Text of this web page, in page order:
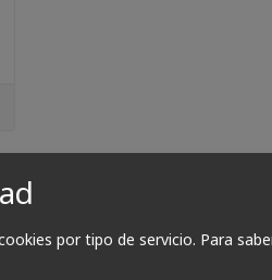
por tipo de servicio. Para